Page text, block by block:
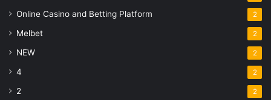
Online Casino and Betting Platform 2
Melbet 2
NEW 2
4 2
2 2